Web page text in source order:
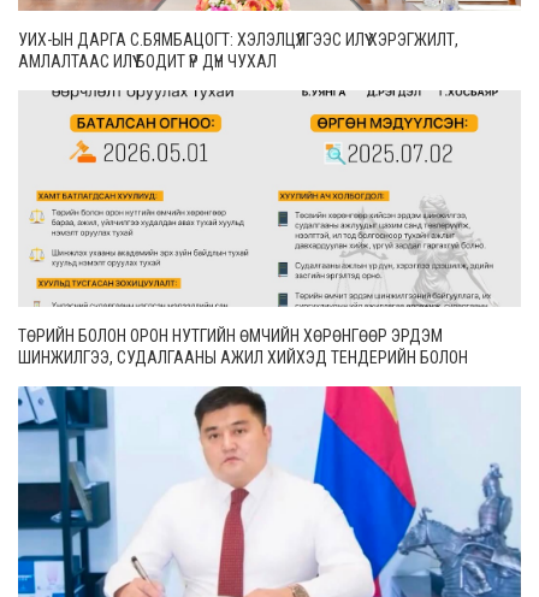
УИХ-ЫН ДАРГА С.БЯМБАЦОГТ: ХЭЛЭЛЦҮҮЛГЭЭС ИЛҮҮ ХЭРЭГЖИЛТ,
АМЛАЛТААС ИЛҮҮ БОДИТ ҮР ДҮН ЧУХАЛ
ТӨРИЙН БОЛОН ОРОН НУТГИЙН ӨМЧИЙН ХӨРӨНГӨӨР ЭРДЭМ
ШИНЖИЛГЭЭ, СУДАЛГААНЫ АЖИЛ ХИЙХЭД ТЕНДЕРИЙН БОЛОН